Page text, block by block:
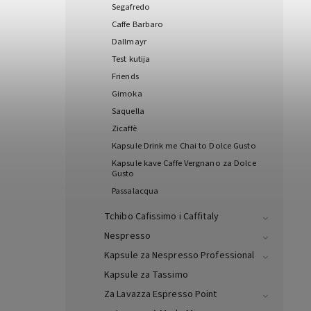
Segafredo
Caffe Barbaro
Dallmayr
Test kutija
Friends
Gimoka
Saquella
Zicaffè
Kapsule Drink me Chai to Dolce Gusto
Kapsule kave Caffe Vergnano za Dolce
Gusto
Passalacqua
Tchibo Cafissimo i Caffitaly
Nespresso
Kapsule za Nespresso Professional
Kapsule za Tassimo
Za Lavazza Espresso Point